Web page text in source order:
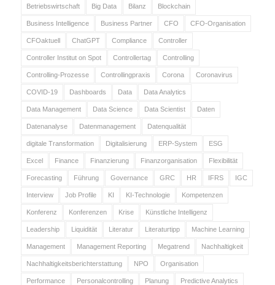
Betriebswirtschaft Big Data Bilanz Blockchain
Business Intelligence Business Partner CFO CFO-Organisation
CFOaktuell ChatGPT Compliance Controller
Controller Institut on Spot Controllertag Controlling
Controlling-Prozesse Controllingpraxis Corona Coronavirus
COVID-19 Dashboards Data Data Analytics
Data Management Data Science Data Scientist Daten
Datenanalyse Datenmanagement Datenqualität
digitale Transformation Digitalisierung ERP-System ESG
Excel Finance Finanzierung Finanzorganisation Flexibilität
Forecasting Führung Governance GRC HR IFRS IGC
Interview Job Profile KI KI-Technologie Kompetenzen
Konferenz Konferenzen Krise Künstliche Intelligenz
Leadership Liquidität Literatur Literaturtipp Machine Learning
Management Management Reporting Megatrend Nachhaltigkeit
Nachhaltigkeitsberichterstattung NPO Organisation
Performance Personalcontrolling Planung Predictive Analytics